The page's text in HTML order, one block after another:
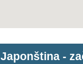
Japonština -